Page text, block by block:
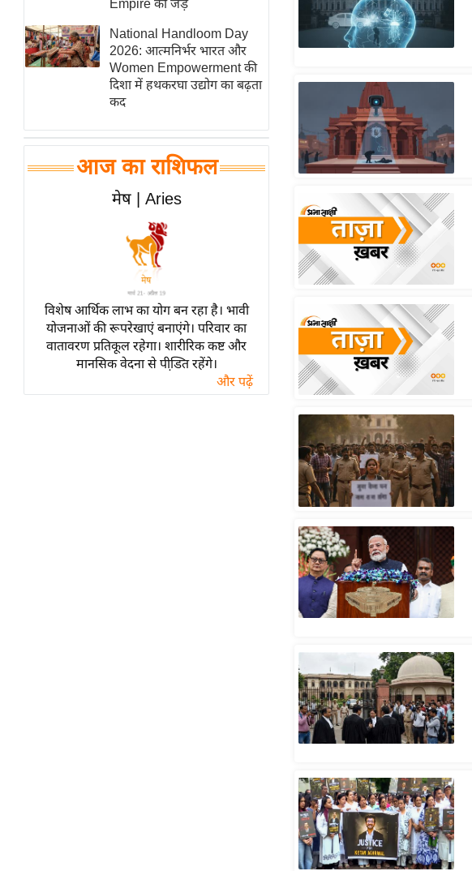
यंग इंडिया
साहित्य जगत
ऑटो वर्ल्ड
न्यूज ब्रीफ
मनोरंजन जगत
बॉलीवुड
हॉलीवुड
Breaking
लाइफस्टाइल
ब्यूटी/फैशन
घरेलू नुस्खे
पर्यटन स्थल
Empire की जड़ें
National Handloom Day
2026: आत्मनिर्भर भारत और
Women Empowerment की
दिशा में हथकरघा उद्योग का बढ़ता
कद
आज का राशिफल
मेष | Aries
विशेष आर्थिक लाभ का योग बन रहा है। भावी
योजनाओं की रूपरेखाएं बनाएंगे। परिवार का
वातावरण प्रतिकूल रहेगा। शारीरिक कष्ट और
मानसिक वेदना से पीडि़त रहेंगे।
और पढ़ें